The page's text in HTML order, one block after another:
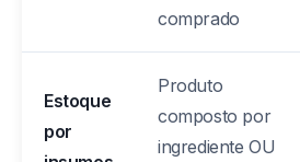
comprado
Estoque
por
Produto
composto por
ingrediente OU